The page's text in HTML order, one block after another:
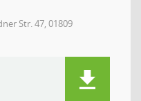
Str. 47, 01809